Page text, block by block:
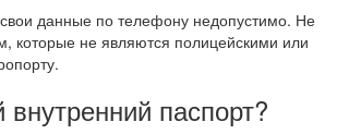
данные по телефону недопустимо. Не
которые не являются полицейскими или
паспорт?